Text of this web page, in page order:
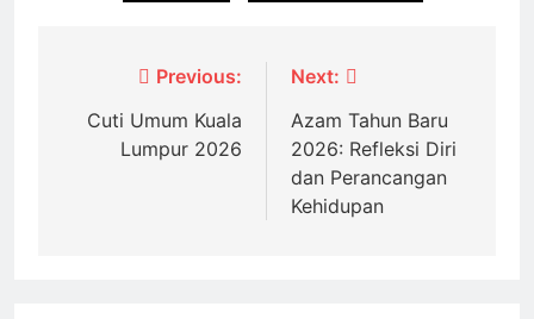
navigation
Previous:
Cuti Umum Kuala
Lumpur 2026
Next:
Azam Tahun Baru
2026: Refleksi Diri
dan Perancangan
Kehidupan